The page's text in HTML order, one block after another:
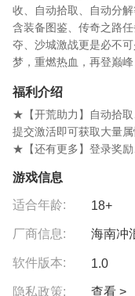
收、自动拾取、自动分
含装备图鉴、传奇之路
夺、沙城激战更是必不
梦，重燃热血，再登巅峰
福利介绍
★【开荒助力】自动拾
提交激活即可获取大量
★【还有更多】登录奖励
游戏信息
适合年龄: 18+
厂商信息: 海南冲
软件版本: 1.0
隐私政策: 查看 >